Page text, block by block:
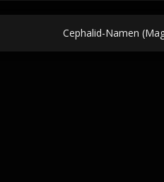
Cephalid-Namen